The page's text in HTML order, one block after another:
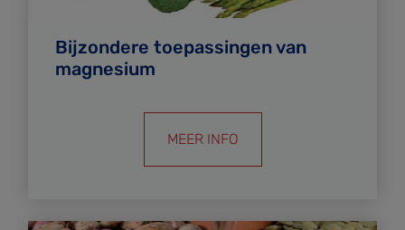
Bijzondere toepassingen van
magnesium
MEER INFO